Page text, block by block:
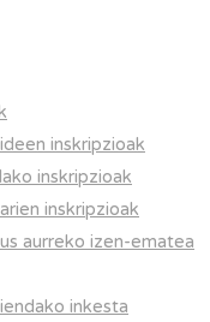
inskripzioak
inskripzioak
inskripzioak
aurreko izen-ematea
inkesta